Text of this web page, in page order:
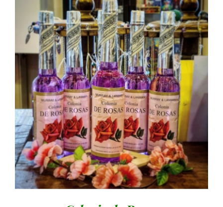
AGGIUNGI AL CARRELLO / DETTAGLI